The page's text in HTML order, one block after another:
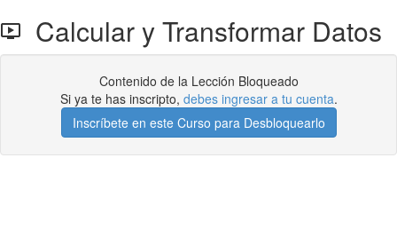
Calcular y Transformar Datos
Contenido de la Lección Bloqueado
Si ya te has inscripto, debes ingresar a tu cuenta.
Inscríbete en este Curso para Desbloquearlo